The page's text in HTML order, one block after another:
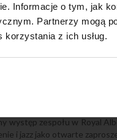
Informacje o tym, jak
Partnerzy mogą
korzystania z ich usług.
roku swoją dziesiątą
kompasowi. Siedem
i przynależności do
który zdobędzie
występ zespołu w Royal
i jazz jako otwarte